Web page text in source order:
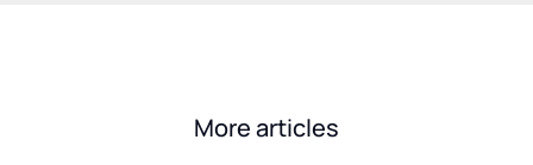
More articles